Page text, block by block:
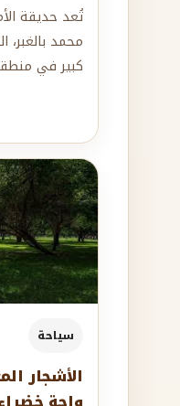
تُعد حديقة
محمد بالغبر،
كبير في
سياحة
الأشجار